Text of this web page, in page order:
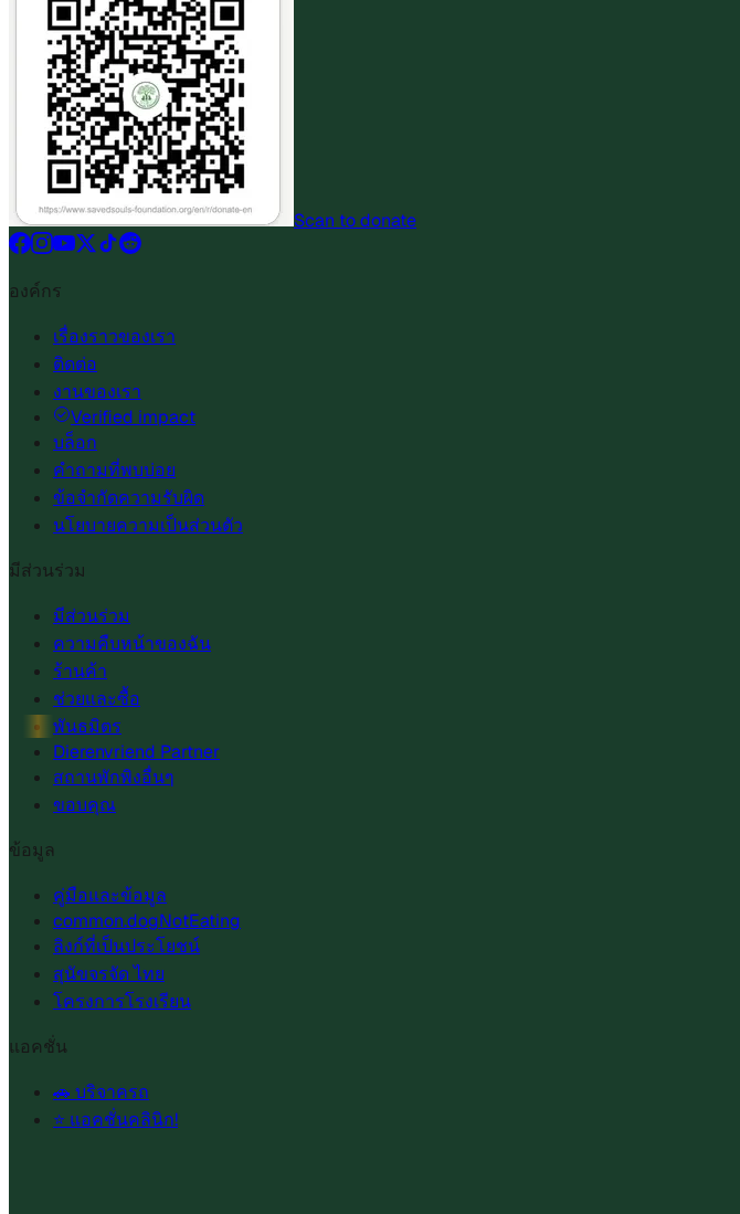
Scan to donate
องค์กร
เรื่องราวของเรา
ติดต่อ
งานของเรา
Verified impact
บล็อก
คำถามที่พบบ่อย
ข้อจำกัดความรับผิด
นโยบายความเป็นส่วนตัว
มีส่วนร่วม
มีส่วนร่วม
ความคืบหน้าของฉัน
ร้านค้า
ช่วยและซื้อ
พันธมิตร
Dierenvriend Partner
สถานพักพิงอื่นๆ
ขอบคุณ
ข้อมูล
คู่มือและข้อมูล
common.dogNotEating
ลิงก์ที่เป็นประโยชน์
สุนัขจรจัด ไทย
โครงการโรงเรียน
แอคชั่น
🚗 บริจาครถ
⭐ แอคชั่นคลินิก!